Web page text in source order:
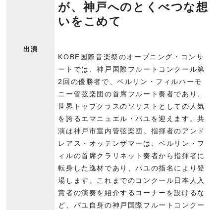
出演
が、神戸へのとくべつな想
いをこめて
KOBE国際音楽祭のオープニング・コンサ
ートでは、神戸国際フルートコンクール第
2回の優勝者で、ベルリン・フィルハーモ
ニー管弦楽団の首席フルート奏者であり、
世界トップクラスのソリストとしての人気
を誇るエマニュエル・パユを迎えます。共
演は神戸市室内管弦楽団。指揮者のアンド
レアス・オッテンザマーは、ベルリン・フ
ィルの首席クラリネット奏者から指揮者に
転身した逸材であり、パユの指名により登
場します。これまでのコンクール日本人入
賞者の演奏を紹介するコーナーを設けるな
ど、パユ自身の神戸国際フルートコンクー